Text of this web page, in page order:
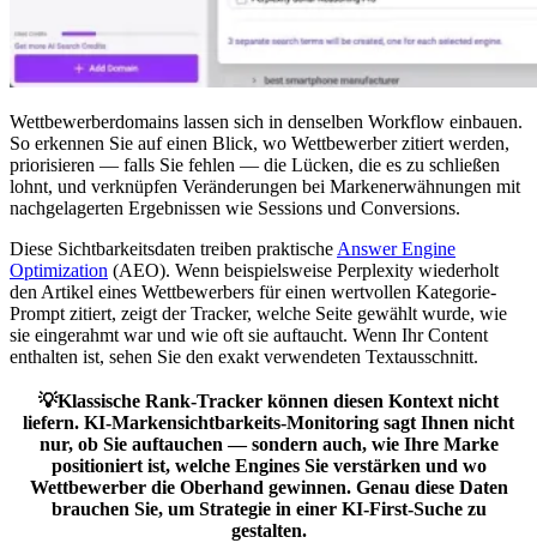
Wettbewerberdomains lassen sich in denselben Workflow einbauen.
So erkennen Sie auf einen Blick, wo Wettbewerber zitiert werden,
priorisieren — falls Sie fehlen — die Lücken, die es zu schließen
lohnt, und verknüpfen Veränderungen bei Markenerwähnungen mit
nachgelagerten Ergebnissen wie Sessions und Conversions.
Diese Sichtbarkeitsdaten treiben praktische Answer Engine
Optimization (AEO). Wenn beispielsweise Perplexity wiederholt
den Artikel eines Wettbewerbers für einen wertvollen Kategorie-
Prompt zitiert, zeigt der Tracker, welche Seite gewählt wurde, wie
sie eingerahmt war und wie oft sie auftaucht. Wenn Ihr Content
enthalten ist, sehen Sie den exakt verwendeten Textausschnitt.
💡Klassische Rank-Tracker können diesen Kontext nicht
liefern. KI-Markensichtbarkeits-Monitoring sagt Ihnen nicht
nur, ob Sie auftauchen — sondern auch, wie Ihre Marke
positioniert ist, welche Engines Sie verstärken und wo
Wettbewerber die Oberhand gewinnen. Genau diese Daten
brauchen Sie, um Strategie in einer KI-First-Suche zu
gestalten.